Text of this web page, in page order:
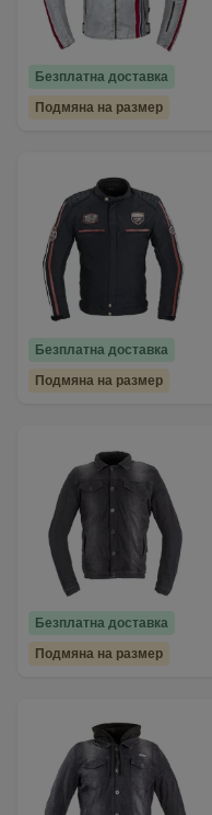
Безплатна доставка
Подмяна на размер
Безплатна доставка
Подмяна на размер
Безплатна доставка
Подмяна на размер